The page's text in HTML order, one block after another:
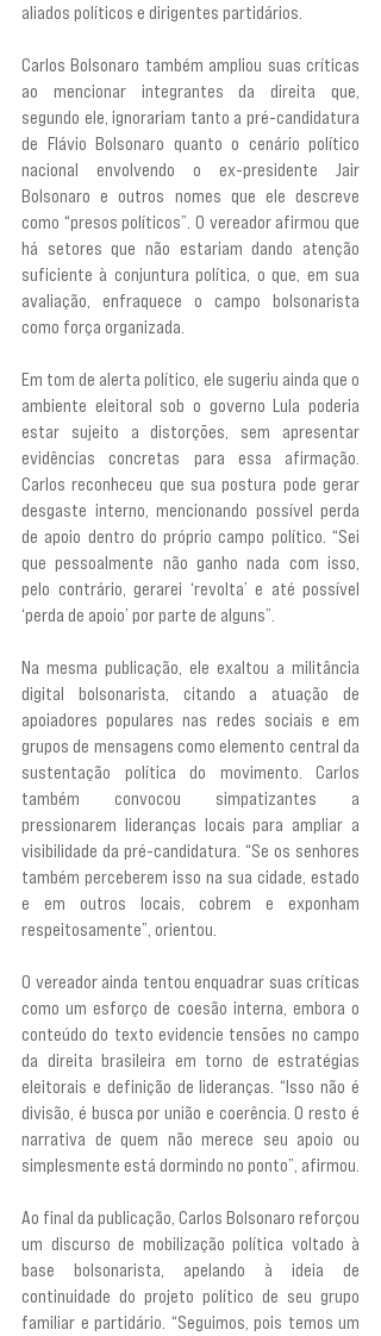
aliados políticos e dirigentes partidários.
Carlos Bolsonaro também ampliou suas críticas
ao mencionar integrantes da direita que,
segundo ele, ignorariam tanto a pré-candidatura
de Flávio Bolsonaro quanto o cenário político
nacional envolvendo o ex-presidente Jair
Bolsonaro e outros nomes que ele descreve
como “presos políticos”. O vereador afirmou que
há setores que não estariam dando atenção
suficiente à conjuntura política, o que, em sua
avaliação, enfraquece o campo bolsonarista
como força organizada.
Em tom de alerta político, ele sugeriu ainda que o
ambiente eleitoral sob o governo Lula poderia
estar sujeito a distorções, sem apresentar
evidências concretas para essa afirmação.
Carlos reconheceu que sua postura pode gerar
desgaste interno, mencionando possível perda
de apoio dentro do próprio campo político. “Sei
que pessoalmente não ganho nada com isso,
pelo contrário, gerarei ‘revolta’ e até possível
‘perda de apoio’ por parte de alguns”.
Na mesma publicação, ele exaltou a militância
digital bolsonarista, citando a atuação de
apoiadores populares nas redes sociais e em
grupos de mensagens como elemento central da
sustentação política do movimento. Carlos
também convocou simpatizantes a
pressionarem lideranças locais para ampliar a
visibilidade da pré-candidatura. “Se os senhores
também perceberem isso na sua cidade, estado
e em outros locais, cobrem e exponham
respeitosamente”, orientou.
O vereador ainda tentou enquadrar suas críticas
como um esforço de coesão interna, embora o
conteúdo do texto evidencie tensões no campo
da direita brasileira em torno de estratégias
eleitorais e definição de lideranças. “Isso não é
divisão, é busca por união e coerência. O resto é
narrativa de quem não merece seu apoio ou
simplesmente está dormindo no ponto”, afirmou.
Ao final da publicação, Carlos Bolsonaro reforçou
um discurso de mobilização política voltado à
base bolsonarista, apelando à ideia de
continuidade do projeto político de seu grupo
familiar e partidário. “Seguimos, pois temos um